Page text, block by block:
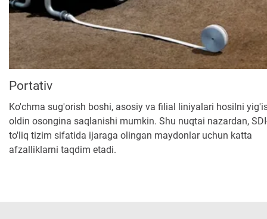
Portativ
Ko'chma sug'orish boshi, asosiy va filial liniyalari hosilni
oldin osongina saqlanishi mumkin. Shu nuqtai nazardan,
to'liq tizim sifatida ijaraga olingan maydonlar uchun katta
afzalliklarni taqdim etadi.